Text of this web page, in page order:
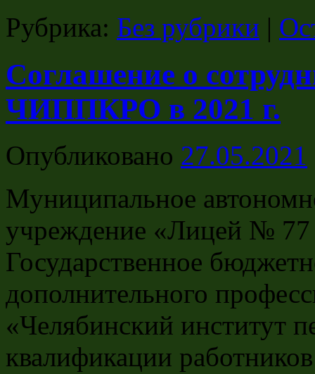
Рубрика: Без рубрики |
Соглашение о
ЧИППКРО в 2021 г.
Опубликовано 27.05.2021
Муниципальное
учреждение «Лицей № 77
Государственное
дополнительного
«Челябинский институт
квалификации